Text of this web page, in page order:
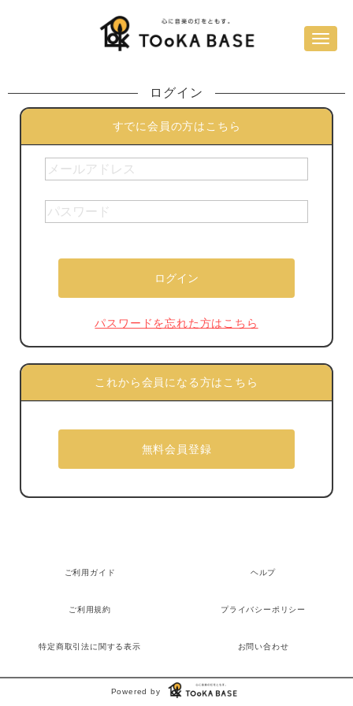
ログイン
すでに会員の方はこちら
パスワードを忘れた方はこちら
これから会員になる方はこちら
ご利用ガイド ヘルプ
ご利用規約 プライバシーポリシー
特定商取引法に関する表示 お問い合わせ
Powered by